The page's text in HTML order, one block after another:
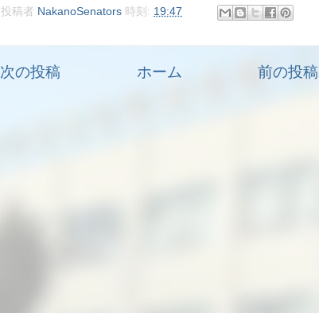
投稿者 NakanoSenators 時刻: 19:47
次の投稿 前の投稿
ホーム